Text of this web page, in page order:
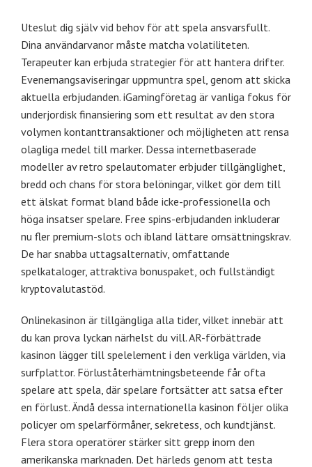
Uteslut dig själv vid behov för att spela ansvarsfullt.
Dina användarvanor måste matcha volatiliteten.
Terapeuter kan erbjuda strategier för att hantera drifter.
Evenemangsaviseringar uppmuntra spel, genom att skicka
aktuella erbjudanden. iGamingföretag är vanliga fokus för
underjordisk finansiering som ett resultat av den stora
volymen kontanttransaktioner och möjligheten att rensa
olagliga medel till marker. Dessa internetbaserade
modeller av retro spelautomater erbjuder tillgänglighet,
bredd och chans för stora belöningar, vilket gör dem till
ett älskat format bland både icke-professionella och
höga insatser spelare. Free spins-erbjudanden inkluderar
nu fler premium-slots och ibland lättare omsättningskrav.
De har snabba uttagsalternativ, omfattande
spelkataloger, attraktiva bonuspaket, och fullständigt
kryptovalutastöd.
Onlinekasinon är tillgängliga alla tider, vilket innebär att
du kan prova lyckan närhelst du vill. AR-förbättrade
kasinon lägger till spelelement i den verkliga världen, via
surfplattor. Förluståterhämtningsbeteende får ofta
spelare att spela, där spelare fortsätter att satsa efter
en förlust. Ändå dessa internationella kasinon följer olika
policyer om spelarförmåner, sekretess, och kundtjänst.
Flera stora operatörer stärker sitt grepp inom den
amerikanska marknaden. Det härleds genom att testa